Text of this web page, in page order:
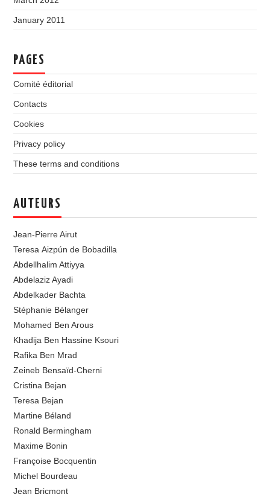
January 2011
PAGES
Comité éditorial
Contacts
Cookies
Privacy policy
These terms and conditions
AUTEURS
Jean-Pierre Airut
Teresa Aizpún de Bobadilla
Abdellhalim Attiyya
Abdelaziz Ayadi
Abdelkader Bachta
Stéphanie Bélanger
Mohamed Ben Arous
Khadija Ben Hassine Ksouri
Rafika Ben Mrad
Zeineb Bensaïd-Cherni
Cristina Bejan
Teresa Bejan
Martine Béland
Ronald Bermingham
Maxime Bonin
Françoise Bocquentin
Michel Bourdeau
Jean Bricmont